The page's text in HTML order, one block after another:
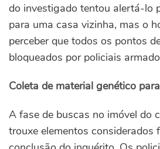
do investigado tentou alertá-lo
para uma casa vizinha, mas o
perceber que todos os pontos
bloqueados por policiais
Coleta de material genético
A fase de buscas no imóvel do
trouxe elementos considerados